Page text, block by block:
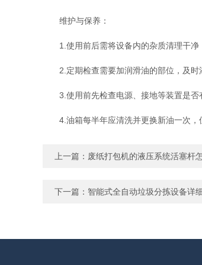
维护与保养：
1.使用前后需将设备内的杂质清理干净
2.定期检查需要加润滑油的部位，及时
3.使用前先检查电源、接地等装置是否
4.油箱每半年应清洗并更换新油一次，
上一篇： 废纸打包机的液压系统活塞杆
下一篇： 智能式全自动垃圾分拣设备详